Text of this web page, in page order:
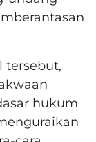
tersebut,
hukum